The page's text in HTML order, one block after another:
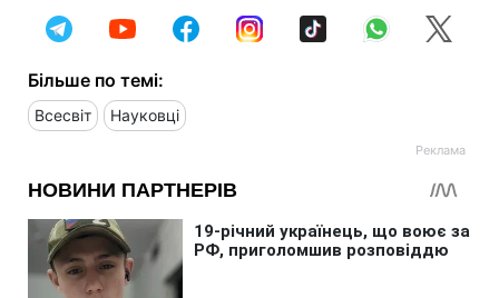
Більше по темі:
Всесвіт Науковці